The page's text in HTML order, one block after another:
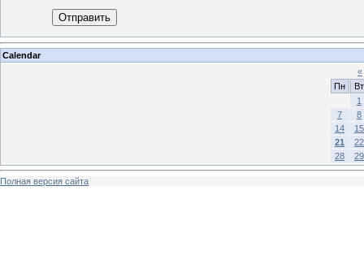
Отправить
Calendar
«
Пн
Вт
1
7
8
14
15
21
22
28
29
Полная версия сайта